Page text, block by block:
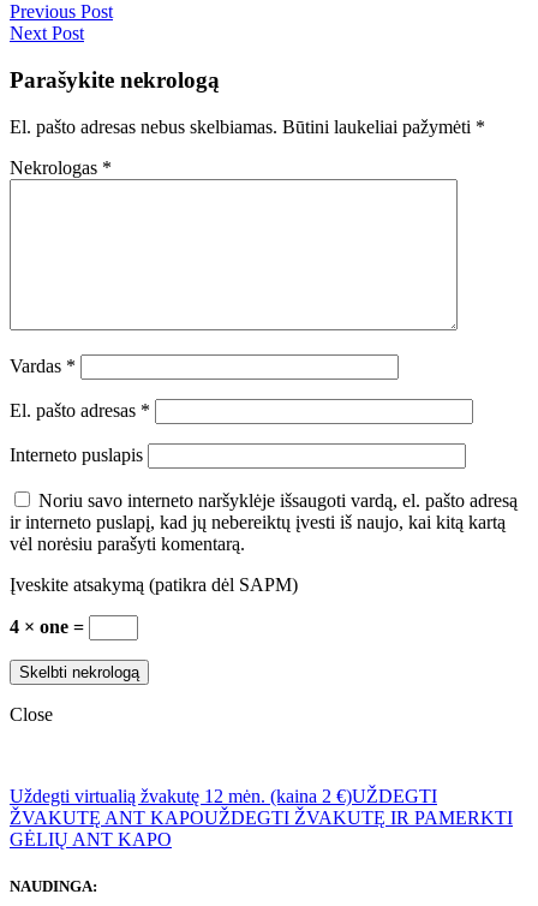
Previous Post
Next Post
Parašykite nekrologą
El. pašto adresas nebus skelbiamas. Būtini laukeliai pažymėti *
Nekrologas *
Vardas *
El. pašto adresas *
Interneto puslapis
Noriu savo interneto naršyklėje išsaugoti vardą, el. pašto adresą
ir interneto puslapį, kad jų nebereiktų įvesti iš naujo, kai kitą kartą
vėl norėsiu parašyti komentarą.
Įveskite atsakymą (patikra dėl SAPM)
4 × one =
Close
Uždegti virtualią žvakutę 12 mėn. (kaina 2 €)UŽDEGTI
ŽVAKUTĘ ANT KAPOUŽDEGTI ŽVAKUTĘ IR PAMERKTI
GĖLIŲ ANT KAPO
NAUDINGA: